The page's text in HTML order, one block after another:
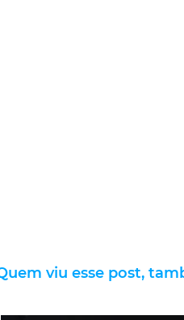
viu esse post,